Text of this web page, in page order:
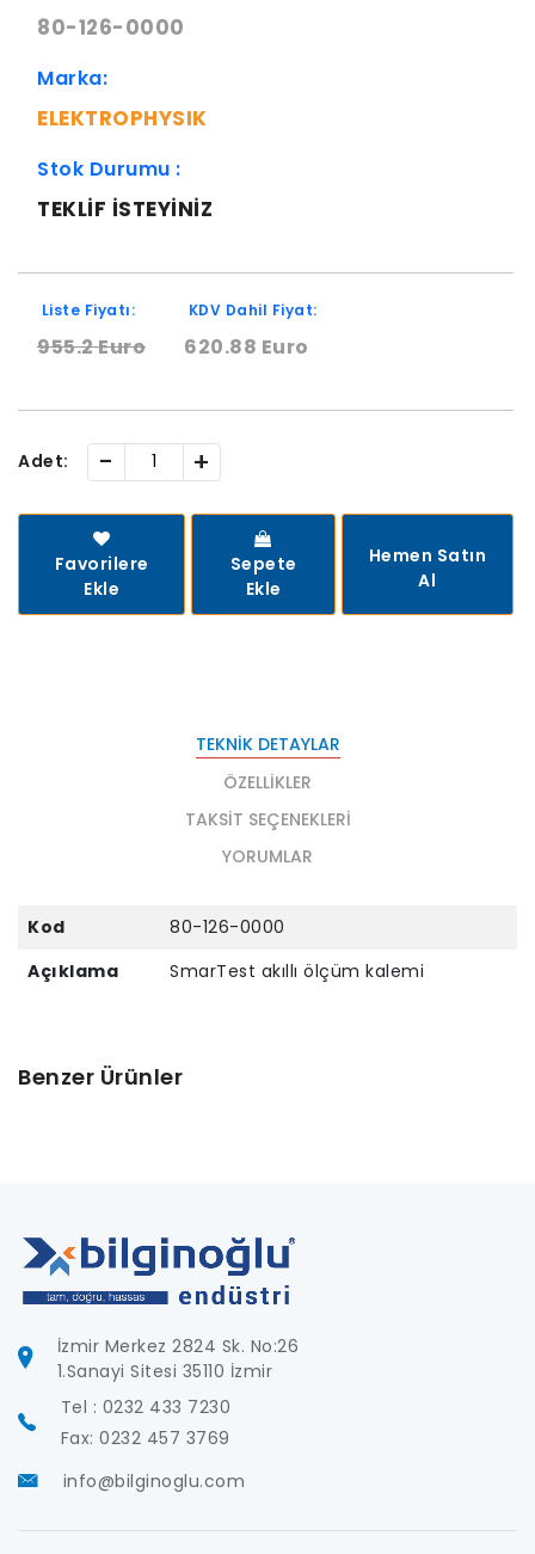
80-126-0000
Marka:
ELEKTROPHYSIK
Stok Durumu :
TEKLIF ISTEYINIZ
Liste Fiyatı:
955.2 Euro
KDV Dahil Fiyat:
620.88 Euro
Adet: - +
Favorilere
Ekle
Sepete
Ekle
Hemen Satın
Al
TEKNIK DETAYLAR
ÖZELLIKLER
TAKSIT SEÇENEKLERI
YORUMLAR
Kod
80-126-0000
Açıklama
SmarTest akıllı ölçüm kalemi
Benzer Ürünler
İzmir Merkez 2824 Sk. No:26
1.Sanayi Sitesi 35110 İzmir
Tel : 0232 433 7230
Fax: 0232 457 3769
info@bilginoglu.com